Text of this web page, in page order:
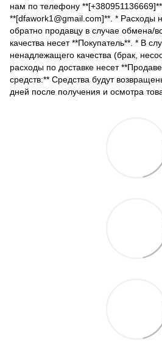
нам по телефону
**[dfawork1@gmail.com]**. * Расходы
обратно продавцу в случае обмена/
качества несет **Покупатель**. * В
ненадлежащего качества (брак,
расходы по доставке несет
средств:** Средства будут
дней после получения и осмотра